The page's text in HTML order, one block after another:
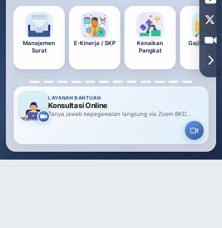
Manajemen
Surat
E-Kinerja / SKP
Kenaikan
Pangkat
Gaji
LAYANAN BANTUAN
Konsultasi Online
Tanya jawab kepegawaian langsung via Zoom BKD
Sidoarjo